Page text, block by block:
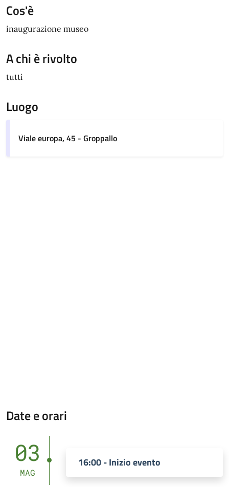
Cos'è
inaugurazione museo
A chi è rivolto
tutti
Luogo
Viale europa, 45 - Groppallo
Date e orari
03
MAG
16:00 - Inizio evento